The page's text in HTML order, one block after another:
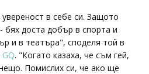
в себе си. Защото
бях доста добър в спорта и
и в театъра", споделя той в
GQ. "Когато казаха, че съм гей,
Помислих си, че ако ще